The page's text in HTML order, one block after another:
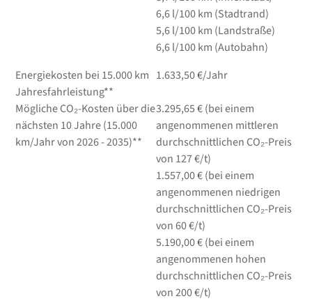
6,6l/100 km (Stadtrand)
5,6l/100 km (Landstraße)
6,6l/100 km (Autobahn)
Energiekosten bei 15.000 km
Jahresfahrleistung**
1.633,50 €/Jahr
Mögliche CO₂-Kosten über die
nächsten 10 Jahre (15.000
km/Jahr von 2026 - 2035)**
3.295,65 € (bei einem
angenommenen mittleren
durchschnittlichen CO₂-Preis
von 127 €/t)
1.557,00 € (bei einem
angenommenen niedrigen
durchschnittlichen CO₂-Preis
von 60 €/t)
5.190,00 € (bei einem
angenommenen hohen
durchschnittlichen CO₂-Preis
von 200 €/t)